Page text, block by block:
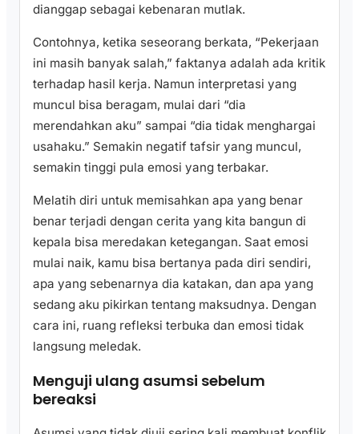
dianggap sebagai kebenaran mutlak.
Contohnya, ketika seseorang berkata, “Pekerjaan
ini masih banyak salah,” faktanya adalah ada kritik
terhadap hasil kerja. Namun interpretasi yang
muncul bisa beragam, mulai dari “dia
merendahkan aku” sampai “dia tidak menghargai
usahaku.” Semakin negatif tafsir yang muncul,
semakin tinggi pula emosi yang terbakar.
Melatih diri untuk memisahkan apa yang benar
benar terjadi dengan cerita yang kita bangun di
kepala bisa meredakan ketegangan. Saat emosi
mulai naik, kamu bisa bertanya pada diri sendiri,
apa yang sebenarnya dia katakan, dan apa yang
sedang aku pikirkan tentang maksudnya. Dengan
cara ini, ruang refleksi terbuka dan emosi tidak
langsung meledak.
Menguji ulang asumsi sebelum
bereaksi